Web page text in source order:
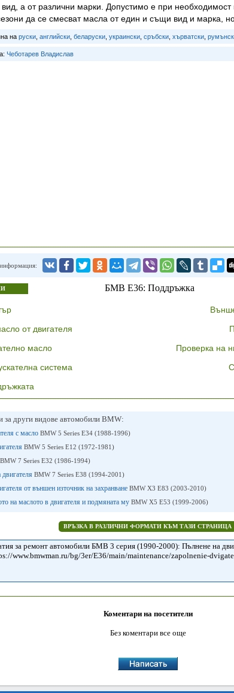
а от различни марки. Допустимо е при
да се смесват масла от един и същи вид и марка, но
на руски, английски, беларуски, украински, сръбски, хърватски,
Чеботарев Владислав
БМВ E36: Поддръжка
от двигателя
масло
система
Проверка на
за други видове автомобили BMW:
с масло BMW 5 Series E34 (1988-1996)
BMW 5 Series E12 (1972-1981)
BMW 7 Series E32 (1986-1994)
BMW 7 Series E38 (1994-2001)
от външен източник на захранване BMW X3 Е83 (2003-2010)
на маслото в двигателя и подмяната му BMW X5 E53 (1999-2006)
ВРЪЗКА В РАЗЛИЧНИ ФОРМАТИ КЪМ ТАЗИ СТРАНИЦА
Коментари на посетители
Без коментари все още